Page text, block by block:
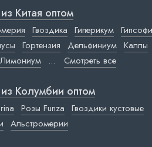
Китая оптом
Гвоздика Гиперикум
Гортензия Дельфиниум Каллы
Лимониум ... Смотреть все
Колумбии оптом
Розы Funza Гвоздики кустовые
Альстромерии